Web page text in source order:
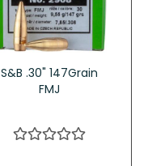
S&B .30" 147Grain
FMJ